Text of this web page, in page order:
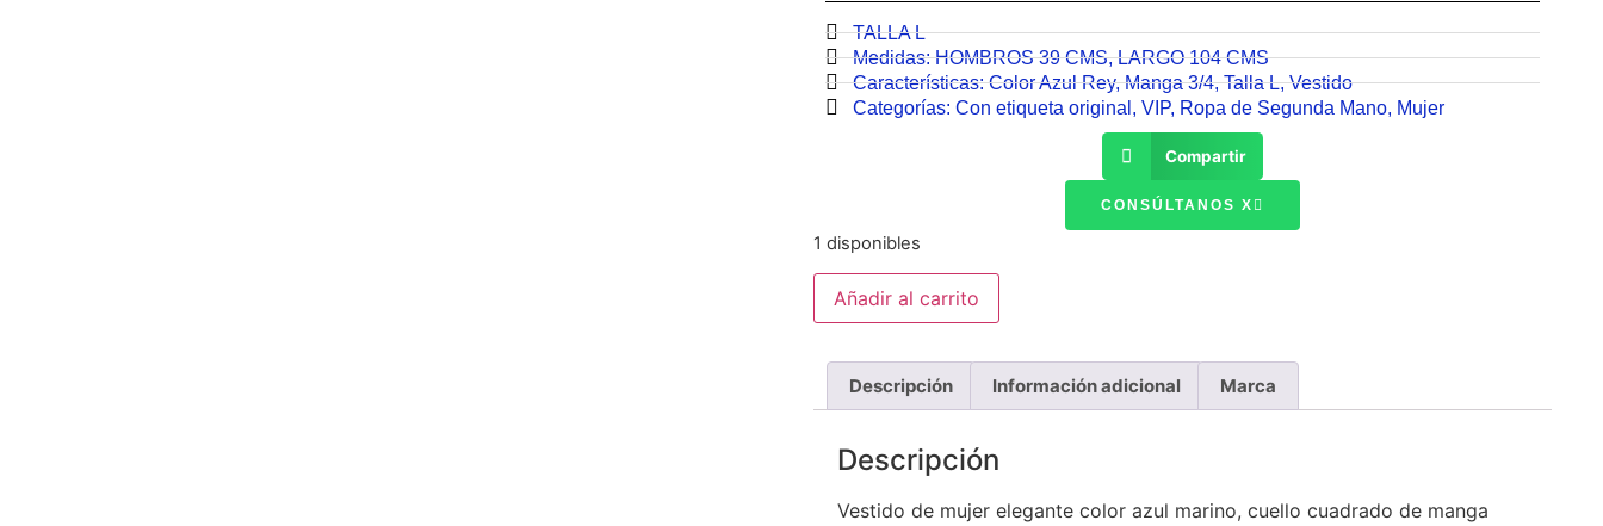
TALLA L
Medidas:HOMBROS 39 CMS,LARGO 104 CMS
Características:Color Azul Rey,Manga 3/4,Talla L,Vestido
Categorías: Con etiqueta original , VIP, Ropa de Segunda Mano, Mujer
Compartir
CONSÚLTANOS X
1 disponibles
Añadir al carrito
Descripción Información adicional Marca
Descripción
Vestido de mujer elegante color azul marino, cuello cuadrado de manga